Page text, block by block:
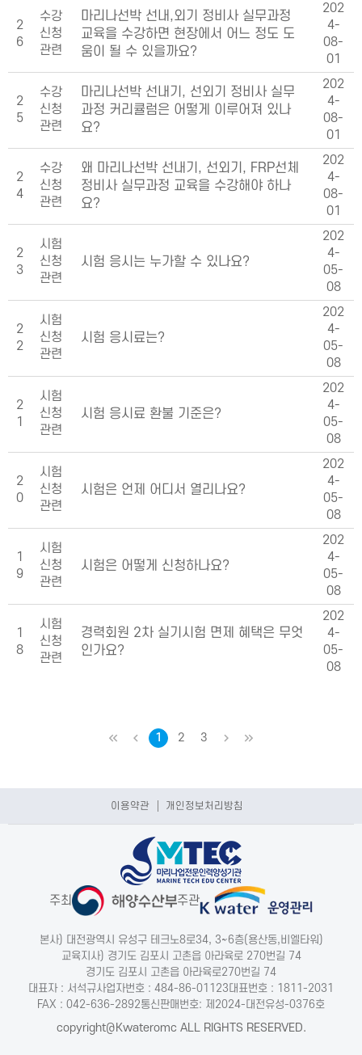
2
6
수강
신청
관련
마리나선박 선내,외기 정비사 실무과정
교육을 수강하면 현장에서 어느 정도 도
움이 될 수 있을까요?
202
4-
08-
01
2
5
수강
신청
관련
마리나선박 선내기, 선외기 정비사 실무
과정 커리큘럼은 어떻게 이루어져 있나
요?
202
4-
08-
01
2
4
수강
신청
관련
왜 마리나선박 선내기, 선외기, FRP선체
정비사 실무과정 교육을 수강해야 하나
요?
202
4-
08-
01
2
3
시험
신청
관련
시험 응시는 누가할 수 있나요?
202
4-
05-
08
2
2
시험
신청
관련
시험 응시료는?
202
4-
05-
08
2
1
시험
신청
관련
시험 응시료 환불 기준은?
202
4-
05-
08
2
0
시험
신청
관련
시험은 언제 어디서 열리나요?
202
4-
05-
08
1
9
시험
신청
관련
시험은 어떻게 신청하나요?
202
4-
05-
08
1
8
시험
신청
관련
경력회원 2차 실기시험 면제 혜택은 무엇
인가요?
202
4-
05-
08
처음이전1 2 3 다음마지막
이용약관 개인정보처리방침
주최 주관
본사) 대전광역시 유성구 테크노8로34, 3~6층(용산동,비엘타워)
교육지사) 경기도 김포시 고촌읍 아라육로 270번길 74
경기도 김포시 고촌읍 아라육로270번길 74
대표자 : 서석규사업자번호 : 484-86-01123 대표번호 : 1811-2031
FAX : 042-636-2892통신판매번호: 제2024-대전유성-0376호
copyright@Kwateromc ALL RIGHTS RESERVED.